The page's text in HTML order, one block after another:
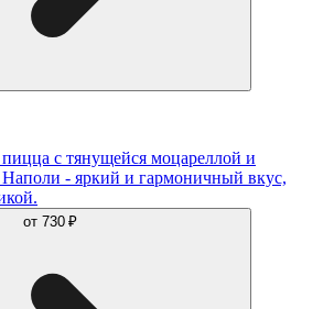
с тянущейся моцареллой и
Наполи - яркий и гармоничный вкус,
от 730 ₽